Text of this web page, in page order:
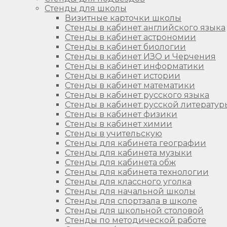
Стенды для школы
Визитные карточки школы
Стенды в кабинет английского языка
Стенды в кабинет астрономии
Стенды в кабинет биологии
Стенды в кабинет ИЗО и Черчения
Стенды в кабинет информатики
Стенды в кабинет истории
Стенды в кабинет математики
Стенды в кабинет русского языка
Стенды в кабинет русской
Стенды в кабинет физики
Стенды в кабинет химии
Стенды в учительскую
Стенды для кабинета географии
Стенды для кабинета музыки
Стенды для кабинета обж
Стенды для кабинета технологии
Стенды для классного уголка
Стенды для начальной школы
Стенды для спортзала в школе
Стенды для школьной столовой
Стенды по методической работе